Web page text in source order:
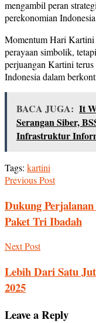
mengambil peran
perekonomian
Momentum Hari Kartini
perayaan simbolik,
perjuangan Kartini
Indonesia dalam
BACA JUGA: It
Serangan Siber,
Infrastruktur
Tags: kartini
Previous Post
Dukung
Paket Tri Ibadah
Next Post
Lebih Dari Satu
2025
Leave a Reply